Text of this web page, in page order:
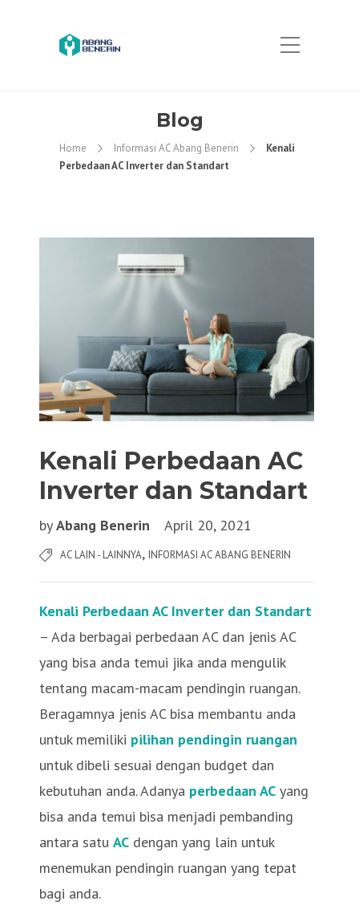
Blog
Home Informasi AC Abang Benerin
Kenali
Perbedaan AC Inverter dan Standart
Kenali Perbedaan AC
Inverter dan Standart
byAbang Benerin April 20, 2021
AC LAIN - LAINNYA, INFORMASI AC ABANG BENERIN
Kenali Perbedaan AC Inverter dan Standart
– Ada berbagai perbedaan AC dan jenis AC
yang bisa anda temui jika anda mengulik
tentang macam-macam pendingin ruangan.
Beragamnya jenis AC bisa membantu anda
untuk memiliki pilihan pendingin ruangan
untuk dibeli sesuai dengan budget dan
kebutuhan anda. Adanya perbedaan AC yang
bisa anda temui bisa menjadi pembanding
antara satu AC dengan yang lain untuk
menemukan pendingin ruangan yang tepat
bagi anda.